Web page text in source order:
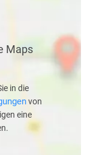
Maps
in die
von
eine